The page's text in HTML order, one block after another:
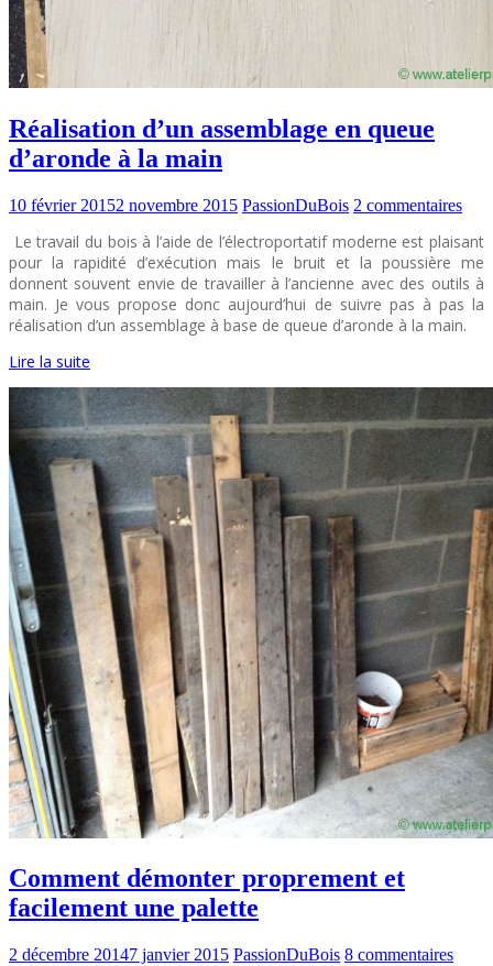
Réalisation d’un assemblage en queue
d’aronde à la main
10 février 20152 novembre 2015 PassionDuBois 2 commentaires
Le travail du bois à l’aide de l’électroportatif moderne est plaisant
pour la rapidité d’exécution mais le bruit et la poussière me
donnent souvent envie de travailler à l’ancienne avec des outils à
main. Je vous propose donc aujourd’hui de suivre pas à pas la
réalisation d’un assemblage à base de queue d’aronde à la main.
Lire la suite
Comment démonter proprement et
facilement une palette
2 décembre 20147 janvier 2015 PassionDuBois 8 commentaires